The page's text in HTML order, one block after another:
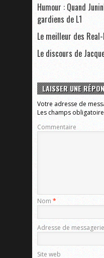
Humour : Quand
gardiens de L1
Le meilleur des
Le discours de
LAISSER UNE
Votre adresse de
Les champs
Commentaire
Nom *
Adresse de messagerie
Site web